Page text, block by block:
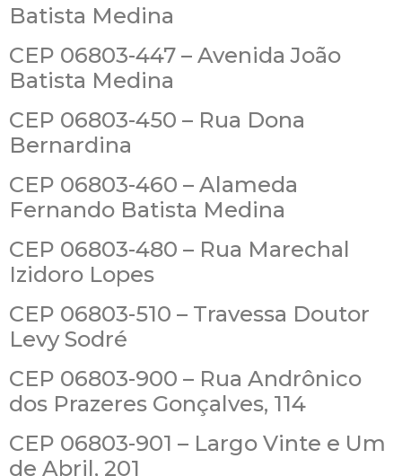
Batista Medina
CEP 06803-447 – Avenida João
Batista Medina
CEP 06803-450 – Rua Dona
Bernardina
CEP 06803-460 – Alameda
Fernando Batista Medina
CEP 06803-480 – Rua Marechal
Izidoro Lopes
CEP 06803-510 – Travessa Doutor
Levy Sodré
CEP 06803-900 – Rua Andrônico
dos Prazeres Gonçalves, 114
CEP 06803-901 – Largo Vinte e Um
de Abril, 201